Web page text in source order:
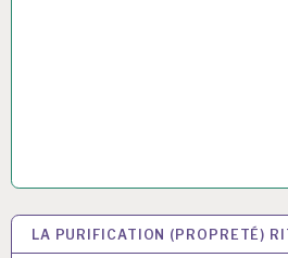
LA PURIFICATION (PROPRETÉ)
14 MAR 2021